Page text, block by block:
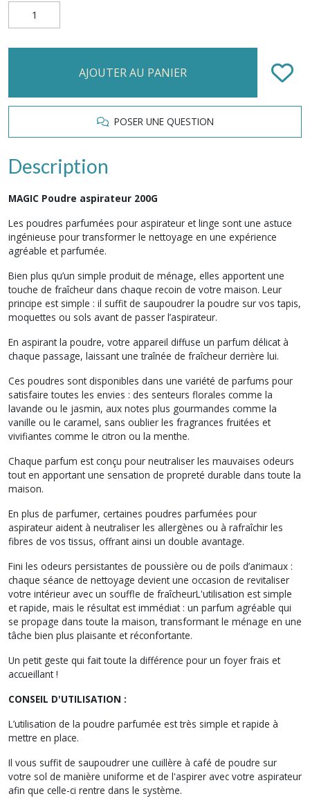
AJOUTER AU PANIER
POSER UNE QUESTION
Description
MAGIC Poudre aspirateur 200G
Les poudres parfumées pour aspirateur et linge sont une astuce
ingénieuse pour transformer le nettoyage en une expérience
agréable et parfumée.
Bien plus qu’un simple produit de ménage, elles apportent une
touche de fraîcheur dans chaque recoin de votre maison. Leur
principe est simple : il suffit de saupoudrer la poudre sur vos tapis,
moquettes ou sols avant de passer l’aspirateur.
En aspirant la poudre, votre appareil diffuse un parfum délicat à
chaque passage, laissant une traînée de fraîcheur derrière lui.
Ces poudres sont disponibles dans une variété de parfums pour
satisfaire toutes les envies : des senteurs florales comme la
lavande ou le jasmin, aux notes plus gourmandes comme la
vanille ou le caramel, sans oublier les fragrances fruitées et
vivifiantes comme le citron ou la menthe.
Chaque parfum est conçu pour neutraliser les mauvaises odeurs
tout en apportant une sensation de propreté durable dans toute la
maison.
En plus de parfumer, certaines poudres parfumées pour
aspirateur aident à neutraliser les allergènes ou à rafraîchir les
fibres de vos tissus, offrant ainsi un double avantage.
Fini les odeurs persistantes de poussière ou de poils d’animaux :
chaque séance de nettoyage devient une occasion de revitaliser
votre intérieur avec un souffle de fraîcheurL'utilisation est simple
et rapide, mais le résultat est immédiat : un parfum agréable qui
se propage dans toute la maison, transformant le ménage en une
tâche bien plus plaisante et réconfortante.
Un petit geste qui fait toute la différence pour un foyer frais et
accueillant !
CONSEIL D'UTILISATION :
L’utilisation de la poudre parfumée est très simple et rapide à
mettre en place.
Il vous suffit de saupoudrer une cuillère à café de poudre sur
votre sol de manière uniforme et de l'aspirer avec votre aspirateur
afin que celle-ci rentre dans le système.